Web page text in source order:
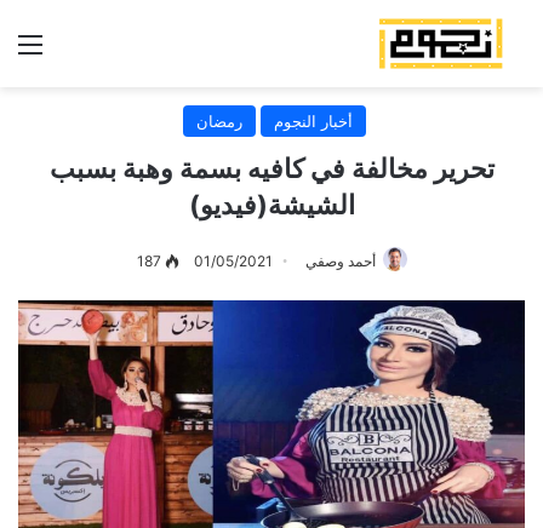
أخبار النجوم رمضان
تحرير مخالفة في كافيه بسمة وهبة بسبب
الشيشة(فيديو)
أحمد وصفي 01/05/2021
187